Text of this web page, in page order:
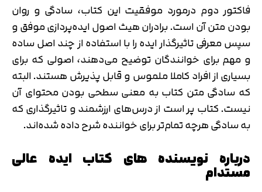
فاکتور دوم درمورد موفقیت این کتاب، سادگی و روان
بودن متن آن است. برادران هیث اصول ایده‌پردازی موفق و
سپس معرفی تاثیرگذار ایده را با استفاده از چند اصل ساده
و مهم برای خوانندگان توضیح می‌دهند، اصولی که برای
بسیاری از افراد کاملا ملموس و قابل پذیرش هستند. البته
که سادگی متن کتاب به معنی سطحی بودن محتوای آن
نیست. کتاب پر است از درس‌های ارزشمند و تاثیرگذاری که
به سادگی هرچه تمام‌تر برای خواننده شرح داده شده‌اند.
درباره نویسنده های کتاب ایده عالی
مستدام